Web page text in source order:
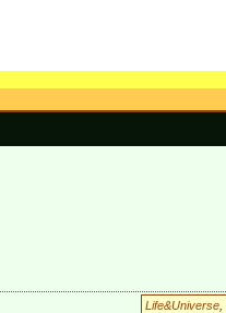
Life&Universe